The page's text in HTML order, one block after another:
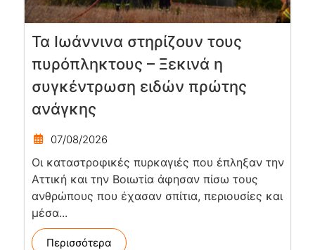
Τα Ιωάννινα στηρίζουν τους
πυρόπληκτους – Ξεκινά η
συγκέντρωση ειδών πρώτης
ανάγκης
07/08/2026
Οι καταστροφικές πυρκαγιές που έπληξαν την
Αττική και την Bοιωτία άφησαν πίσω τους
ανθρώπους που έχασαν σπίτια, περιουσίες και
μέσα...
Περισσότερα